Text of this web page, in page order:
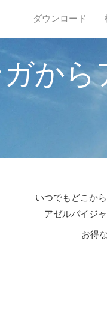
ダウンロード
ガか
いつでもどこか
アゼルバイジ
お得